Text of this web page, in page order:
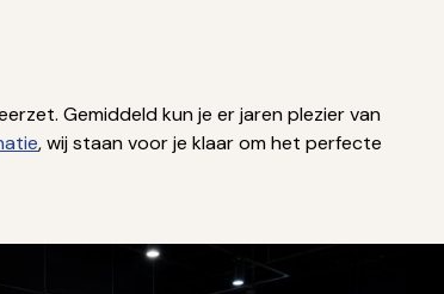
Gemiddeld kun je er jaren plezier van
, wij staan voor je klaar om het perfecte